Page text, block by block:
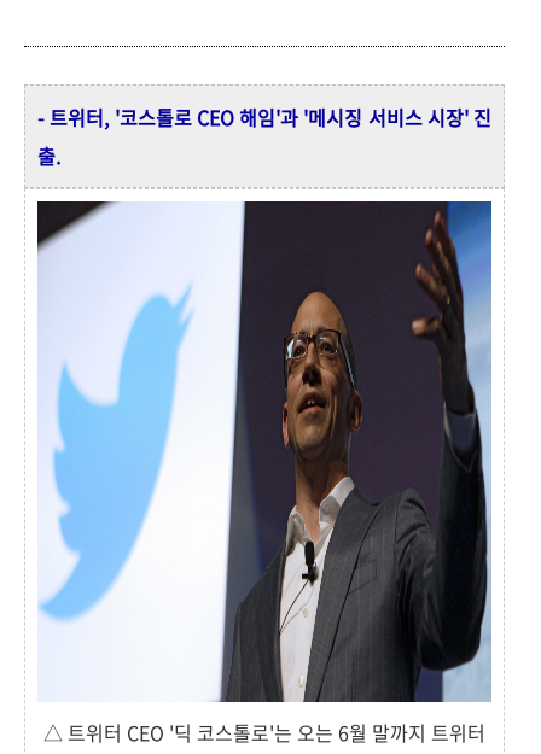
- 트위터, '코스톨로 CEO 해임'과 '메시징 서비스 시장' 진
출.
△ 트위터 CEO '딕 코스톨로'는 오는 6월 말까지 트위터